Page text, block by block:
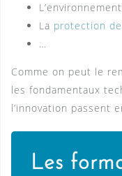
La protection
…
Comme on peut le
les fondamentaux
l’innovation passent
Les